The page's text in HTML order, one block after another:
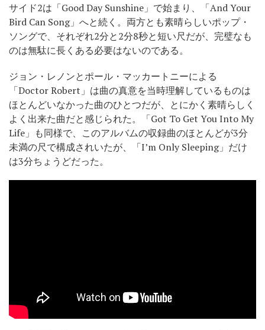
サイド2は「Good Day Sunshine」で始まり、「And Your
Bird Can Song」へと続く。両方とも素晴らしいポップ・
ソングで、それぞれ2分と2分8秒と短い尺だが、完璧なも
のは無駄に長くある必要はないのである。
ジョン・レノンとポール・マッカートニーによる
「Doctor Robert」は曲の真意を当時理解しているものは
ほとんどいなかった曲のひとつだが、とにかく素晴らしく
よく出来た曲だと感じられた。「Got To Get You Into My
Life」も同様で、このアルバムの収録曲のほとんどが3分
未満の尺で構成されいたが、「I’m Only Sleeping」だけ
は3分ちょうどだった。